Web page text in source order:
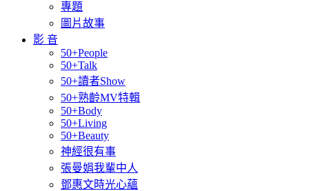
專題
圖片故事
影 音
50+People
50+Talk
50+讀者Show
50+熟齡MV特輯
50+Body
50+Living
50+Beauty
神經很有事
張曼娟我輩中人
鄧惠文時光心蘊